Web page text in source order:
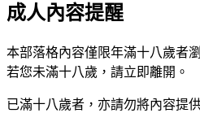
成人內容提醒
本部落格內容僅限年滿十八歲者
若您未滿十八歲，請立即離開。
已滿十八歲者，亦請勿將內容提